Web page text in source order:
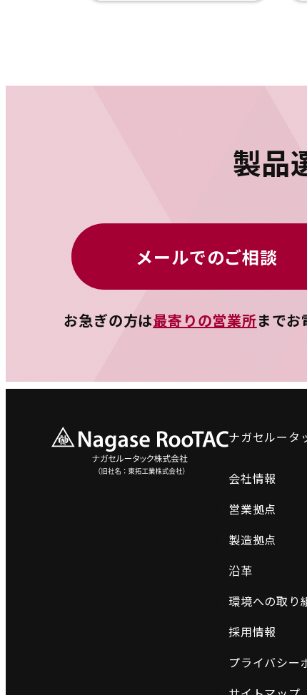
製品
メールでのご相談
お急ぎの方は最寄りの営業所までお
ナガセルータ
会社情報
営業拠点
製造拠点
沿革
環境への取り
採用情報
プライバシー